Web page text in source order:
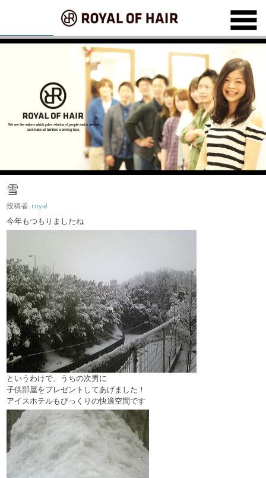
雪
投稿者: royal
今年もつもりましたね
というわけで、うちの次男に
子供部屋をプレゼントしてあげました！
アイスホテルもびっくりの快適空間です